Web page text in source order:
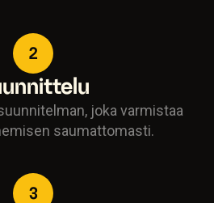
2
joka varmistaa
saumattomasti.
3